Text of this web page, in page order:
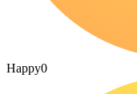
Happy0